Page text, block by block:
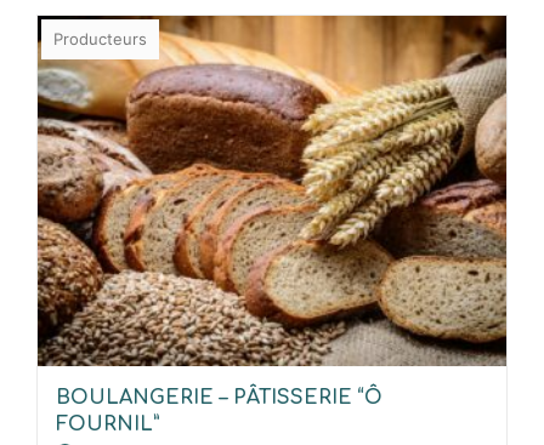
Producteurs
BOULANGERIE – PÂTISSERIE “Ô
FOURNIL”